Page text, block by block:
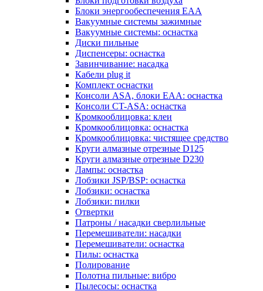
Блоки энергообеспечения EAA
Вакуумные системы зажимные
Вакуумные системы: оснастка
Диски пильные
Диспенсеры: оснастка
Завинчивание: насадка
Кабели plug it
Комплект оснастки
Консоли ASA, блоки EAA: оснастка
Консоли CT-ASA: оснастка
Кромкооблицовка: клеи
Кромкооблицовка: оснастка
Кромкооблицовка: чистящее средство
Круги алмазные отрезные D125
Круги алмазные отрезные D230
Лампы: оснастка
Лобзики JSP/BSP: оснастка
Лобзики: оснастка
Лобзики: пилки
Отвертки
Патроны / насадки сверлильные
Перемешиватели: насадки
Перемешиватели: оснастка
Пилы: оснастка
Полирование
Полотна пильные: вибро
Пылесосы: оснастка